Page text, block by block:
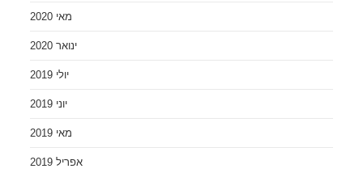
מאי 2020
ינואר 2020
יולי 2019
יוני 2019
מאי 2019
אפריל 2019